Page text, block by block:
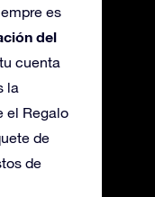
es
del
cuenta
la
el Regalo
de
de